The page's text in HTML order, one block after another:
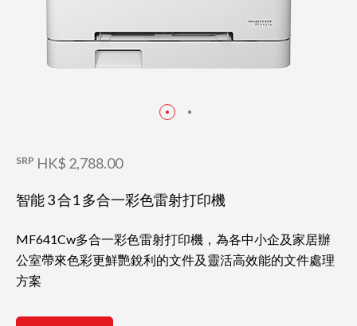
SRP HK$ 2,788.00
智能 3 合1 多合一彩色雷射打印機
MF641Cw多合一彩色雷射打印機，為各中小企及家居辦
公室帶來色彩更鮮艷銳利的文件及靈活高效能的文件處理
方案